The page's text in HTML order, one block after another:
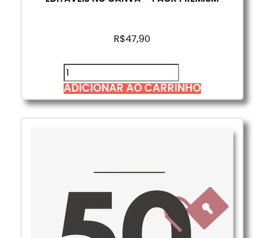
R$47,90
ADICIONAR AO CARRINHO